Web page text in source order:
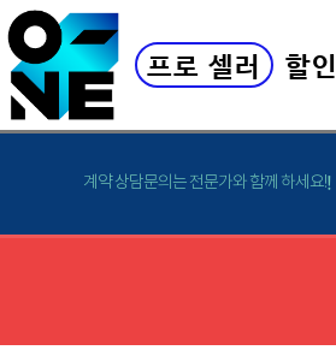
프로 셀러 할
계약 상담문의는 전문가와 함께 하세요!!